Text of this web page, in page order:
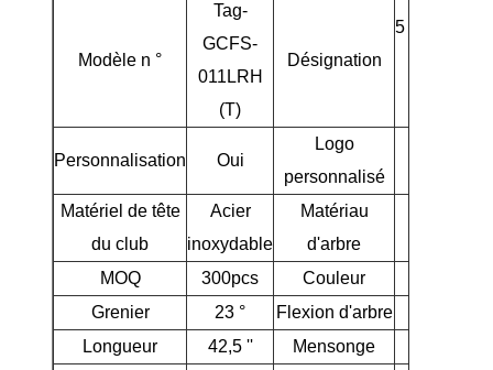
Modèle n °
Tag-
GCFS-
011LRH
(T)
Désignation
5 chauffeur
Personnalisation Oui
Logo
personnalisé
Matériel de tête
du club
Acier
inoxydable
Matériau
d'arbre
MOQ 300pcs Couleur
Grenier
23 ° Flexion d'arbre
Longueur
42,5 '' Mensonge